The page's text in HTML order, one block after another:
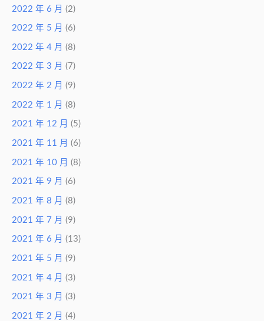
2022 年 6 月 (2)
2022 年 5 月 (6)
2022 年 4 月 (8)
2022 年 3 月 (7)
2022 年 2 月 (9)
2022 年 1 月 (8)
2021 年 12 月 (5)
2021 年 11 月 (6)
2021 年 10 月 (8)
2021 年 9 月 (6)
2021 年 8 月 (8)
2021 年 7 月 (9)
2021 年 6 月 (13)
2021 年 5 月 (9)
2021 年 4 月 (3)
2021 年 3 月 (3)
2021 年 2 月 (4)